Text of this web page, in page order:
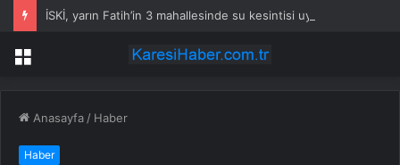
İSKİ, yarın Fatih’in 3 mahallesinde su kesintisi uygulayacak
Menü
Anasayfa / Haber
Haber